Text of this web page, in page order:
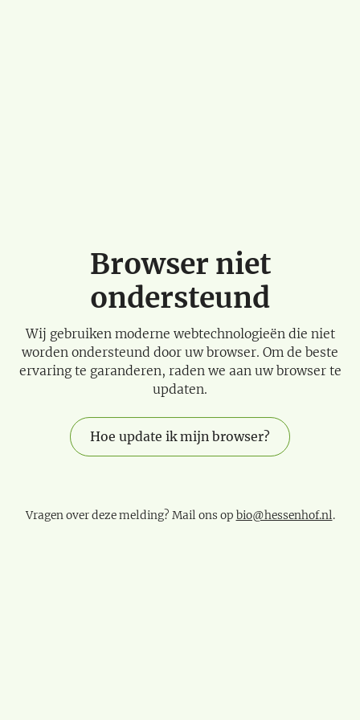
Browser niet
ondersteund
Wij gebruiken moderne webtechnologieën die niet
worden ondersteund door uw browser. Om de beste
ervaring te garanderen, raden we aan uw browser te
updaten.
Hoe update ik mijn browser?
Vragen over deze melding? Mail ons op bio@hessenhof.nl.